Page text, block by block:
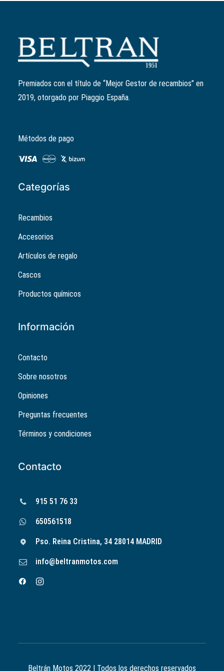
Patín variador
843028
Premiados con el título de “Mejor Gestor de recambios” en
2019, otorgado por Piaggio España.
Métodos de pago
Categorías
Recambios
Accesorios
Artículos de regalo
Cascos
Productos químicos
Información
Contacto
Sobre nosotros
Opiniones
Preguntas frecuentes
Términos y condiciones
Contacto
915 51 76 33
650561518
Pso. Reina Cristina, 34 28014 MADRID
info@beltranmotos.com
Beltrán Motos 2022 | Todos los derechos reservados